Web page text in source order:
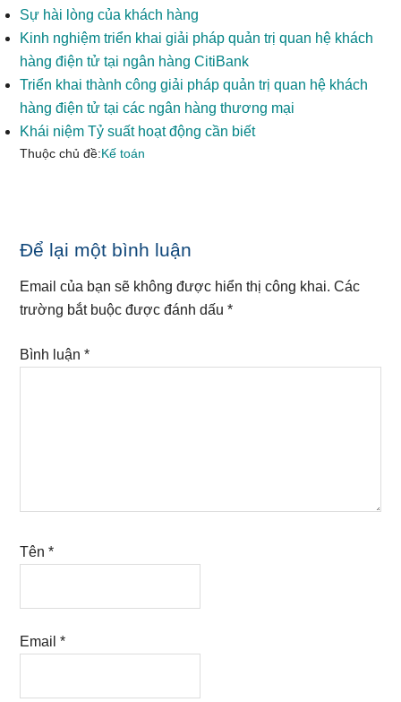
Sự hài lòng của khách hàng
Kinh nghiệm triển khai giải pháp quản trị quan hệ khách
hàng điện tử tại ngân hàng CitiBank
Triển khai thành công giải pháp quản trị quan hệ khách
hàng điện tử tại các ngân hàng thương mại
Khái niệm Tỷ suất hoạt động cần biết
Thuộc chủ đề:Kế toán
Reader
Interactions
Để lại một bình luận
Email của bạn sẽ không được hiển thị công khai. Các
trường bắt buộc được đánh dấu*
Bình luận*
Tên*
Email*